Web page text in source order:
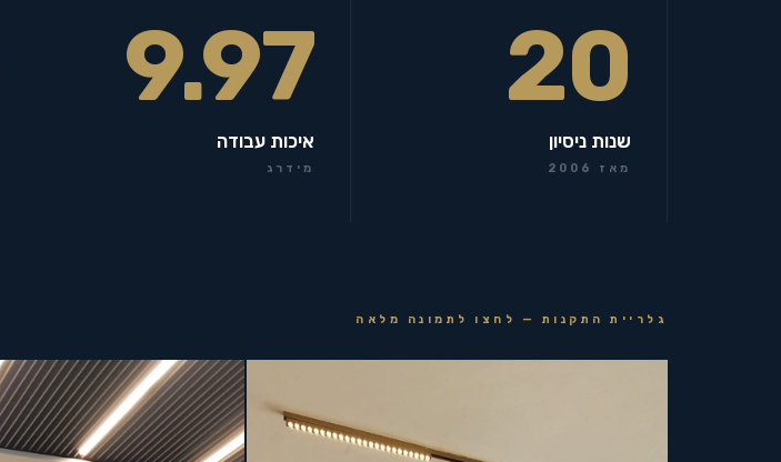
20
שנות ניסיון
מאז 2006
9.97
איכות עבודה
מידרג
גלריית התקנות — לחצו לתמונה מלאה